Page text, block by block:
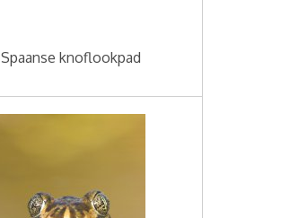
Spaanse knoflookpad